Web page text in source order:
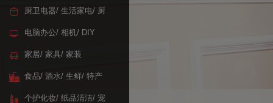
厨卫电器/ 生活家电/ 厨
电脑办公/ 相机/ DIY
家居/ 家具/ 家装
食品/ 酒水/ 生鲜/ 特产
个护化妆/ 纸品清洁/ 宠